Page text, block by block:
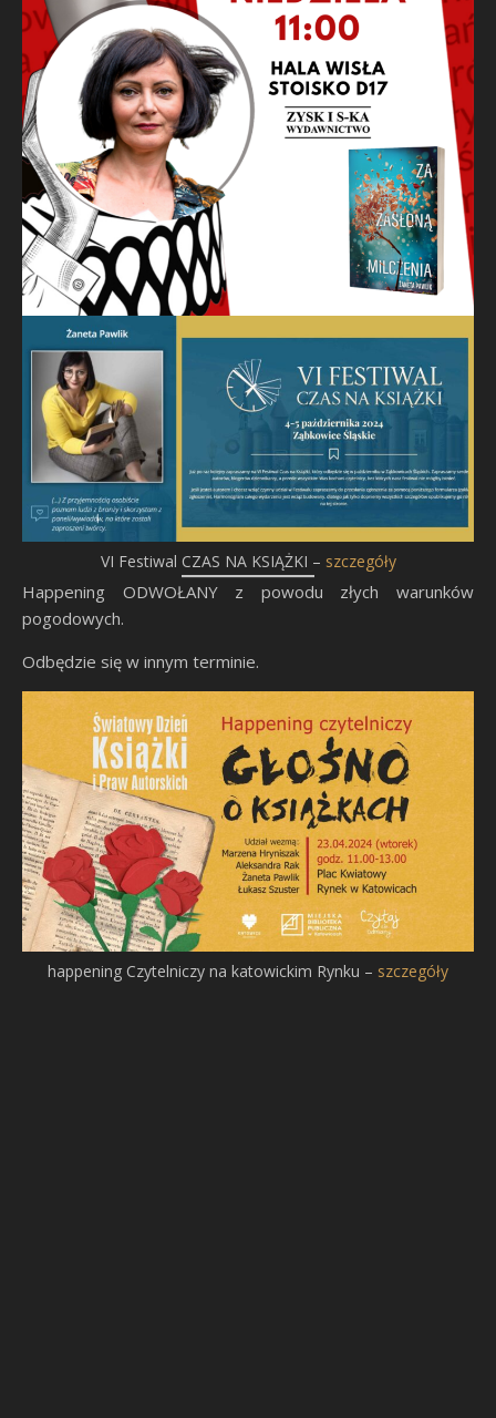
VI Festiwal CZAS NA KSIĄŻKI – szczegóły
Happening ODWOŁANY z powodu złych warunków
pogodowych.
Odbędzie się w innym terminie.
happening Czytelniczy na katowickim Rynku – szczegóły